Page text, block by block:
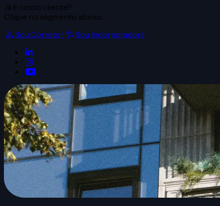
Já é nosso cliente?
Clique no segmento abaixo:
Sou Corretor
Sou Incorporadora